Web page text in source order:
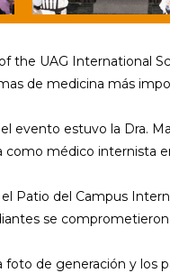
the UAG International
de medicina más
evento estuvo la Dra.
médico internista
Patio del Campus
se
de generación y los